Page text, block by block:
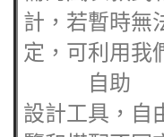
計，若暫時無
定，可利用我
自助
設計工具，自